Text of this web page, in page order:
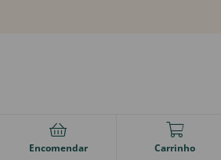
Encomendar Carrinho